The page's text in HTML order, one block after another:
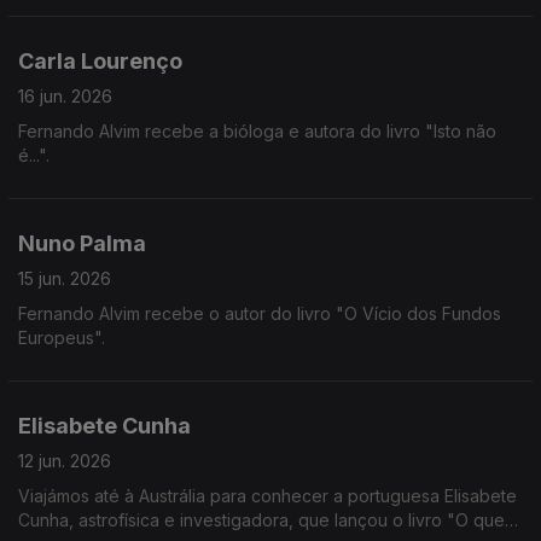
Carla Lourenço
16 jun. 2026
Fernando Alvim recebe a bióloga e autora do livro "Isto não
é...".
Nuno Palma
15 jun. 2026
Fernando Alvim recebe o autor do livro "O Vício dos Fundos
Europeus".
Elisabete Cunha
12 jun. 2026
Viajámos até à Austrália para conhecer a portuguesa Elisabete
Cunha, astrofísica e investigadora, que lançou o livro "O que